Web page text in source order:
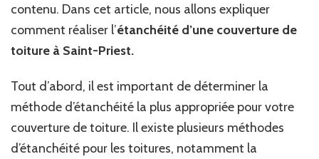
contenu. Dans cet article, nous allons expliquer
comment réaliser l’étanchéité d’une couverture de
toiture à Saint-Priest.
Tout d’abord, il est important de déterminer la
méthode d’étanchéité la plus appropriée pour votre
couverture de toiture. Il existe plusieurs méthodes
d’étanchéité pour les toitures, notamment la